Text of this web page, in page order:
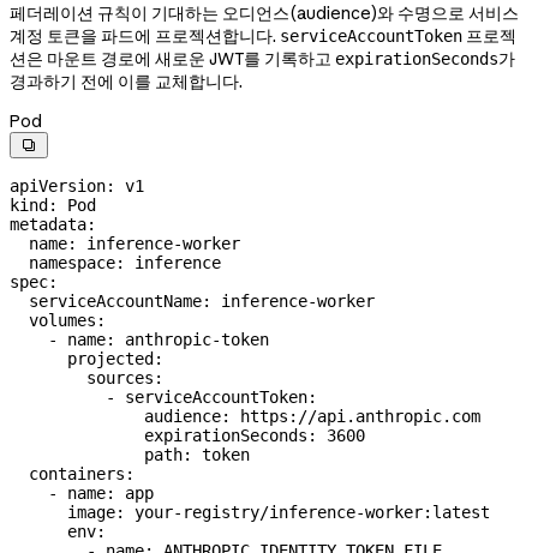
페더레이션 규칙이 기대하는 오디언스(audience)와 수명으로 서비스
계정 토큰을 파드에 프로젝션합니다. serviceAccountToken 프로젝
션은 마운트 경로에 새로운 JWT를 기록하고 expirationSeconds가
경과하기 전에 이를 교체합니다.
Pod

apiVersion: v1
kind: Pod
metadata:
  name
: inference-worker
  namespace
: inference
spec:
  serviceAccountName
: inference-worker
  volumes
:
    -
name: anthropic-token
      projected
:
        sources
:
          -
serviceAccountToken:
              audience
: https://api.anthropic.com
              expirationSeconds
: 3600
              path
: token
  containers
:
    -
name: app
      image
: your-registry/inference-worker:latest
      env
: